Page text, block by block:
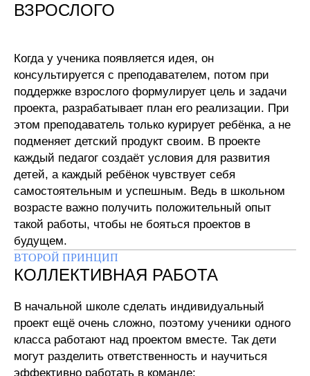
ВЗРОСЛОГО
Когда у ученика появляется идея, он
консультируется с преподавателем, потом при
поддержке взрослого формулирует цель и задачи
проекта, разрабатывает план его реализации. При
этом преподаватель только курирует ребёнка, а не
подменяет детский продукт своим. В проекте
каждый педагог создаёт условия для развития
детей, а каждый ребёнок чувствует себя
самостоятельным и успешным. Ведь в школьном
возрасте важно получить положительный опыт
такой работы, чтобы не бояться проектов в
будущем.
ВТОРОЙ ПРИНЦИП
КОЛЛЕКТИВНАЯ РАБОТА
В начальной школе сделать индивидуальный
проект ещё очень сложно, поэтому ученики одного
класса работают над проектом вместе. Так дети
могут разделить ответственность и научиться
эффективно работать в команде: